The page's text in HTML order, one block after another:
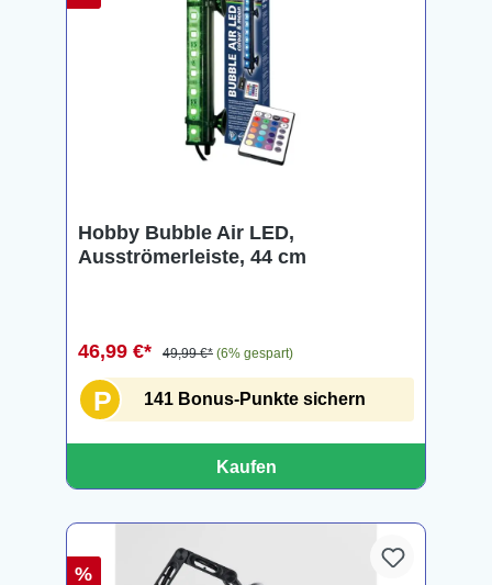
Hobby Bubble Air LED,
Ausströmerleiste, 44 cm
46,99 €* 49,99 €* (6% gespart)
P 141 Bonus-Punkte sichern
Kaufen
%